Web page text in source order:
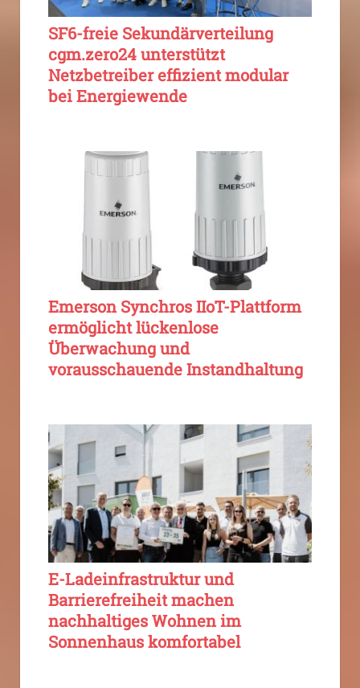
SF6-freie Sekundärverteilung
cgm.zero24 unterstützt
Netzbetreiber effizient modular
bei Energiewende
Emerson Synchros IIoT-Plattform
ermöglicht lückenlose
Überwachung und
vorausschauende Instandhaltung
E-Ladeinfrastruktur und
Barrierefreiheit machen
nachhaltiges Wohnen im
Sonnenhaus komfortabel